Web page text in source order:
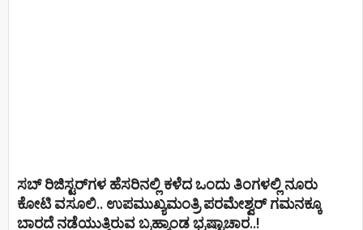
ಸಬ್ ರಿಜಿಸ್ಟರ್​ಗಳ ಹೆಸರಿನಲ್ಲಿ ಕಳೆದ ಒಂದು ತಿಂಗಳಲ್ಲಿ ನೂರು
ಕೋಟಿ ವಸೂಲಿ.. ಉಪಮುಖ್ಯಮಂತ್ರಿ ಪರಮೇಶ್ವರ್​ ಗಮನಕ್ಕೂ
ಬಾರದೆ ನಡೆಯುತ್ತಿರುವ ಬ್ರಹ್ಮಾಂಡ ಭ್ರಷ್ಟಾಚಾರ..!